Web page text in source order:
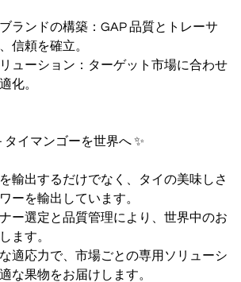
ランドの構築：GAP 品質とトレーサ
信頼を確立。
ューション：ターゲット市場に合わせ
化。
タイマンゴーを世界へ ✨
輸出するだけでなく、タイの美味しさ
ーを輸出しています。
ー選定と品質管理により、世界中のお
ます。
適応力で、市場ごとの専用ソリューシ
な果物をお届けします。